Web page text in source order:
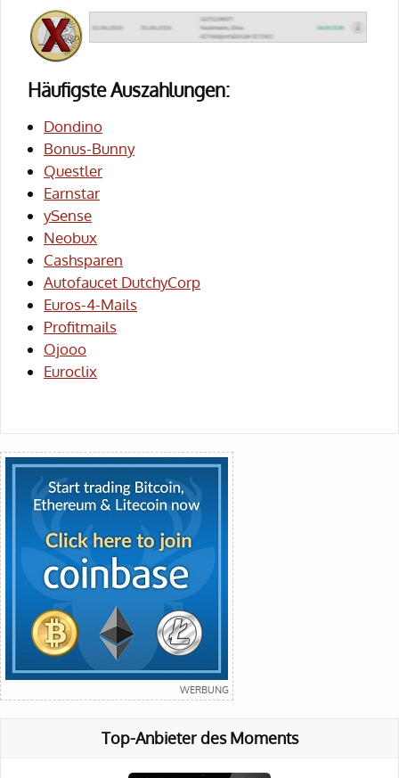
Häufigste Auszahlungen:
Dondino
Bonus-Bunny
Questler
Earnstar
ySense
Neobux
Cashsparen
Autofaucet DutchyCorp
Euros-4-Mails
Profitmails
Ojooo
Euroclix
Top-Anbieter des Moments